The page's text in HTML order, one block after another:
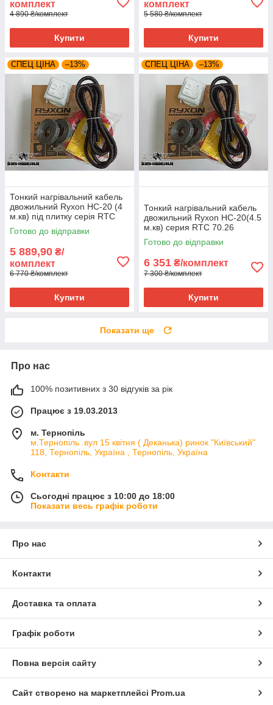
комплект
4 890 ₴/комплект
Купити
комплект
5 580 ₴/комплект
Купити
СПЕЦ ЦІНА –13%
Тонкий нагрівальний кабель
двожильний Ryxon HC-20 (4
м.кв) під плитку серія RTC
70.26
Готово до відправки
5 889,90 ₴/
комплект
6 770 ₴/комплект
Купити
СПЕЦ ЦІНА –13%
Тонкий нагрівальний кабель
двожильний Ryxon HC-20(4.5
м.кв) серия RTC 70.26
Готово до відправки
6 351 ₴/комплект
7 300 ₴/комплект
Купити
Показати ще
Про нас
100% позитивних з 30 відгуків за рік
Працює з 19.03.2013
м. Тернопіль
м.Тернопіль .вул 15 квітня ( Деканька) ринок "Київський"
118, Тернопіль, Україна , Тернопіль, Україна
Контакти
Сьогодні працює з 10:00 до 18:00
Показати весь графік роботи
Про нас
Контакти
Доставка та оплата
Графік роботи
Повна версія сайту
Сайт створено на маркетплейсі Prom.ua